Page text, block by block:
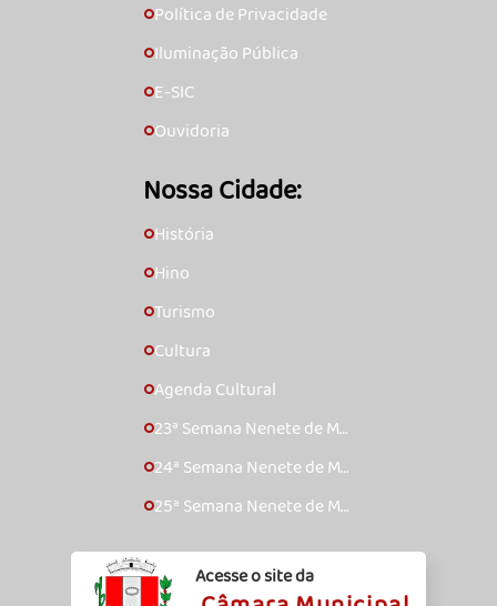
🞇Política de Privacidade
🞇Iluminação Pública
🞇E-SIC
🞇Ouvidoria
Nossa Cidade:
🞇História
🞇Hino
🞇Turismo
🞇Cultura
🞇Agenda Cultural
🞇23ª Semana Nenete de Mú
🞇24ª Semana Nenete de Mú
🞇25ª Semana Nenete de Mú
Acesse o site da